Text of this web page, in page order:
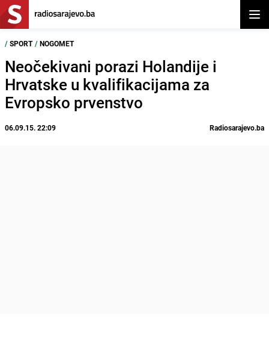
/ SPORT / NOGOMET
Neočekivani porazi Holandije i
Hrvatske u kvalifikacijama za
Evropsko prvenstvo
06.09.15. 22:09 Radiosarajevo.ba